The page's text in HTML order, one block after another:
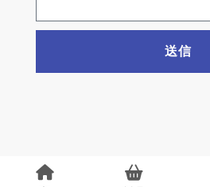
送信